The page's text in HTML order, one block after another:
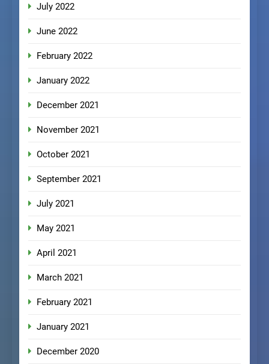
July 2022
June 2022
February 2022
January 2022
December 2021
November 2021
October 2021
September 2021
July 2021
May 2021
April 2021
March 2021
February 2021
January 2021
December 2020